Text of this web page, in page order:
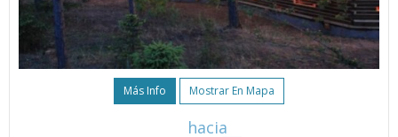
Más Info Mostrar En Mapa
hacia